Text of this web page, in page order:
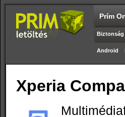
Prím
Biztonság
Android
Xperia